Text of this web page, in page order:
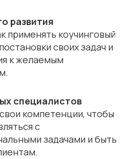
развития
применять коучинговый
своих задач и
к желаемым
специалистов
компетенции, чтобы
с
задачами и быть